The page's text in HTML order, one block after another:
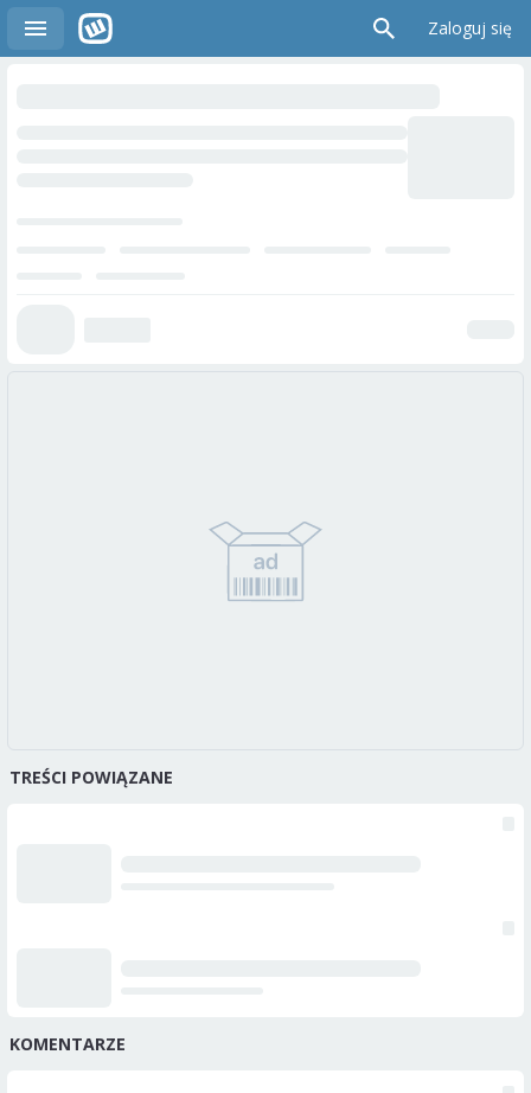
Zaloguj się
TREŚCI POWIĄZANE
KOMENTARZE